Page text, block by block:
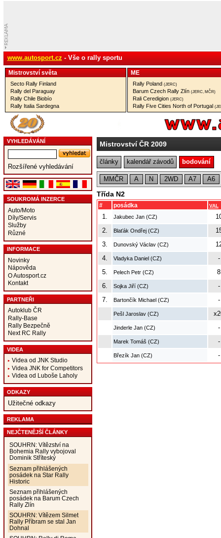
www.autosport.cz - Vše o rally sportu
Mistrovství­ světa
Secto Rally Finland
Rally del Paraguay
Rally Chile Biobío
Rally Italia Sardegna
ME
Rally Poland (JERC)
Barum Czech Rally Zlín (JERC, MČR)
Rali Ceredigion (JERC)
Rally Five Cities North of Portugal
VYHLEDÁVÁNÍ
Rozšířené vyhledávání
SOUKROMÁ INZERCE
Auto/Moto
Díly/Servis
Služby
Různé
INFORMACE
Novinky
Nápověda
O Autosport.cz
Kontakt
PARTNEŘI
Autoklub ČR
Rally-Base
Rally Bezpečně
Next RC Rally
VIDEA
Videa od JNK Studio
Videa JNK for Competitors
Videa od Luboše Laholy
ODKAZY
Užitečné odkazy
REKLAMA
NEJČTENĚJŠÍ ČLÁNKY
SOUHRN: Vítězství na
Bohemia Rally vybojoval
Dominik Stříteský
Seznam přihlášených
posádek na Star Rally
Historic
Seznam přihlášených
posádek na Barum Czech
Rally Zlín
SOUHRN: Vítězem Silmet
Rally Příbram se stal Jan
Dohnal
Mistrovství ČR 2009
články kalendář závodů bodování
MMČR A N 2WD A7 A6
Třída N2
# posádka VAL
1. Jakubec Jan (CZ)
2.
Blaťák Ondřej (CZ)
3.
Dunovský Václav (CZ)
4.
Vladyka Daniel (CZ)
-
5.
Pelech Petr (CZ)
8
6.
Sojka Jiří (CZ)
-
7.
Bartončík Michael (CZ) -
Pešl Jaroslav (CZ)
Jinderle Jan (CZ) -
Marek Tomáš (CZ) -
Březík Jan (CZ) -